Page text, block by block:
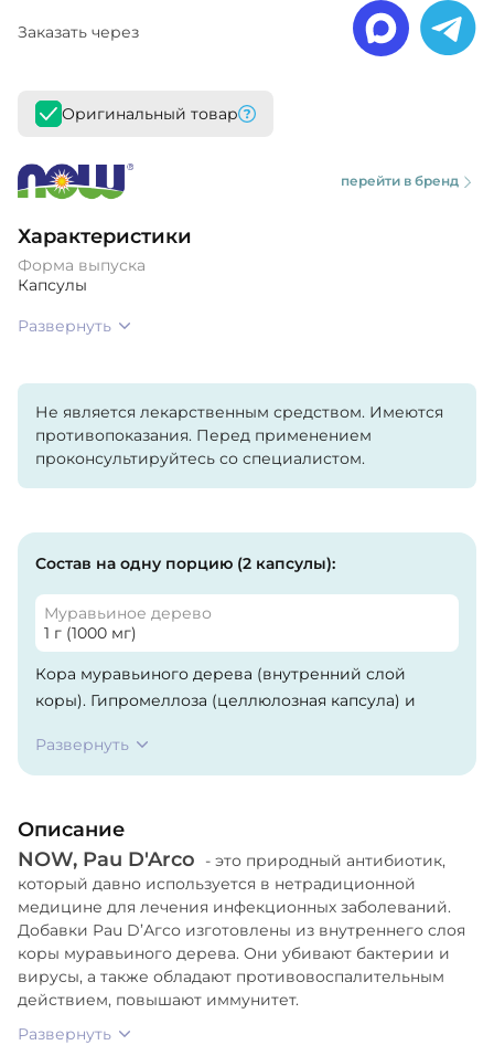
Заказать через
Оригинальный товар
перейти в бренд
Характеристики
Форма выпуска
Капсулы
Развернуть
Не является лекарственным средством. Имеются
противопоказания. Перед применением
проконсультируйтесь со специалистом.
Состав на одну порцию (2 капсулы):
Муравьиное дерево
1 г (1000 мг)
Кора муравьиного дерева (внутренний слой
коры). Гипромеллоза (целлюлозная капсула) и
происхождения).
Развернуть
Описание
NOW, Pau D'Arco
- это природный антибиотик,
который давно используется в нетрадиционной
медицине для лечения инфекционных заболеваний.
Добавки Pau D’Агсо изготовлены из внутреннего слоя
коры муравьиного дерева. Они убивают бактерии и
вирусы, а также обладают противовоспалительным
действием, повышают иммунитет.
Развернуть